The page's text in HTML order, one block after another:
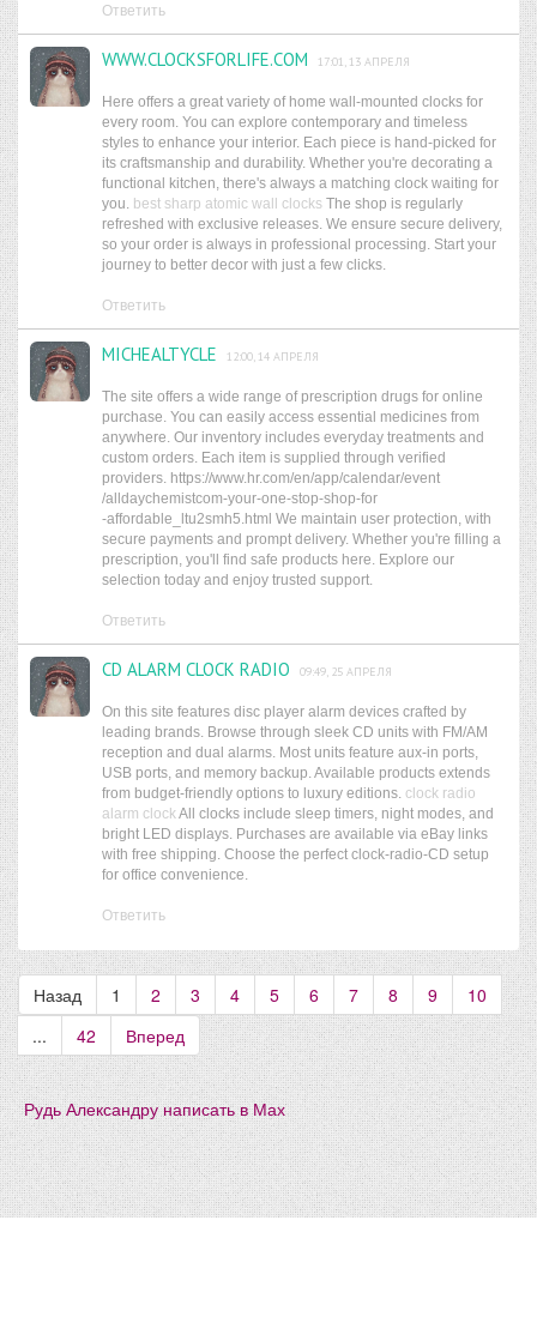
Ответить
WWW.CLOCKSFORLIFE.COM 17:01, 13 АПРЕЛЯ
Here offers a great variety of home wall-mounted clocks for
every room. You can explore contemporary and timeless
styles to enhance your interior. Each piece is hand-picked for
its craftsmanship and durability. Whether you're decorating a
functional kitchen, there's always a matching clock waiting for
you. best sharp atomic wall clocks The shop is regularly
refreshed with exclusive releases. We ensure secure delivery,
so your order is always in professional processing. Start your
journey to better decor with just a few clicks.
Ответить
MICHEALTYCLE 12:00, 14 АПРЕЛЯ
The site offers a wide range of prescription drugs for online
purchase. You can easily access essential medicines from
anywhere. Our inventory includes everyday treatments and
custom orders. Each item is supplied through verified
providers. https://www.hr.com/en/app/calendar/event
/alldaychemistcom-your-one-stop-shop-for
-affordable_ltu2smh5.html We maintain user protection, with
secure payments and prompt delivery. Whether you're filling a
prescription, you'll find safe products here. Explore our
selection today and enjoy trusted support.
Ответить
CD ALARM CLOCK RADIO 09:49, 25 АПРЕЛЯ
On this site features disc player alarm devices crafted by
leading brands. Browse through sleek CD units with FM/AM
reception and dual alarms. Most units feature aux-in ports,
USB ports, and memory backup. Available products extends
from budget-friendly options to luxury editions. clock radio
alarm clockAll clocks include sleep timers, night modes, and
bright LED displays. Purchases are available via eBay links
with free shipping. Choose the perfect clock-radio-CD setup
for office convenience.
Ответить
Назад 1 2 3 4 5 6 7 8 9
10
...
42 Вперед
Рудь Александру написать в Мах